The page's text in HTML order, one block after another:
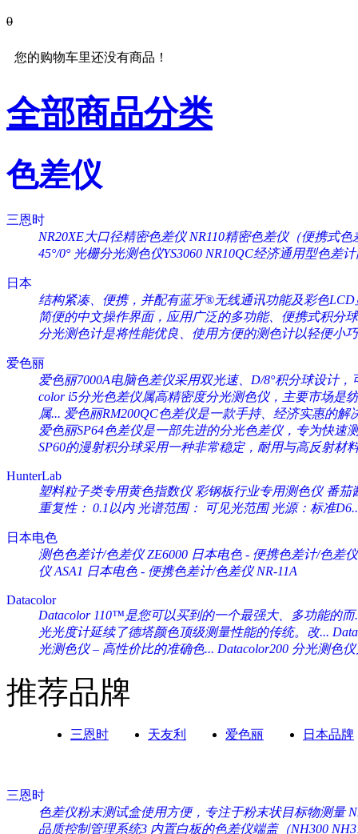
0
您的购物车里还没有商品！
全部商品分类
色差仪
三恩时
NR20XE大口径精密色差仪 NR110精密色差仪（便携式色
45°/0° 光栅分光测色仪YS3060 NR10QC经济通用型色差
日本
结构紧凑、便携，并配有蓝牙®无线通讯功能及彩色LCD
简便的中文操作界面，应用广泛的多功能、便携式积分
分光测色计是将性能优良、使用方便的测色计以轻便小
爱色丽
爱色丽7000A电脑色差仪采用双光速、D/8°积分球设计，
color i5分光色差仪属高精密度分光测色仪，主要市场是
属... 爱色丽RM200QC色差仪是一款手持、经济实惠的解
爱色丽SP64色差仪是一部先进的分光色差仪，专为快速
SP60的漫射积分球采用一种非常稳定，耐用与高反射材料
HunterLab
塑料粒子类专用黄色指数仪 彩钢板行业专用测色仪 番茄
重复性： 0.1以内 光谱范围： 可见光范围 光源：标准
日本电色
测色色差计/色差仪 ZE6000 日本电色 - 便携色差计/色差
仪 ASA1 日本电色 - 便携色差计/色差仪 NR-11A
Datacolor
Datacolor 110™是您可以买到的一个最强大、多功能的而
光光度计延续了德塔颜色顶级测量性能的传统。改...
光测色仪 – 高性价比的准确色... Datacolor200 分光测色
推荐品牌
三恩时 天友利 爱色丽 日本品牌
三恩时
色差仪粉末测试盒使用方便，专注于粉末状目标物测量
品质控制管理系统3 内置白板的色差仪端盖（NH300